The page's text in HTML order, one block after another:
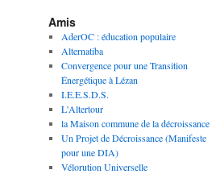
Amis
AderOC : éducation populaire
Alternatiba
Convergence pour une Transition
Énergétique à Lézan
I.E.E.S.D.S.
L'Altertour
la Maison commune de la décroissance
Un Projet de Décroissance (Manifeste
pour une DIA)
Vélorution Universelle